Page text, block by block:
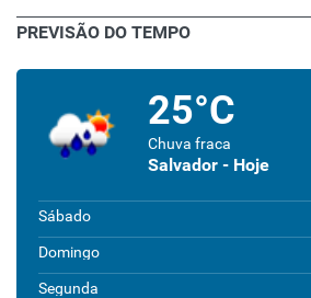
PREVISÃO DO TEMPO
25°C
Chuva fraca
Salvador - Hoje
Sábado
Domingo
Segunda